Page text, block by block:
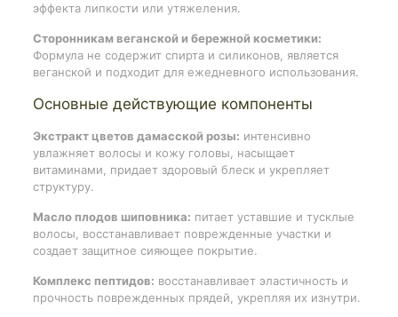
эффекта липкости или утяжеления.
Сторонникам веганской и бережной косметики:
Формула не содержит спирта и силиконов, является
веганской и подходит для ежедневного использования.
Основные действующие компоненты
Экстракт цветов дамасской розы: интенсивно
увлажняет волосы и кожу головы, насыщает
витаминами, придает здоровый блеск и укрепляет
структуру.
Масло плодов шиповника: питает уставшие и тусклые
волосы, восстанавливает поврежденные участки и
создает защитное сияющее покрытие.
Комплекс пептидов: восстанавливает эластичность и
прочность поврежденных прядей, укрепляя их изнутри.